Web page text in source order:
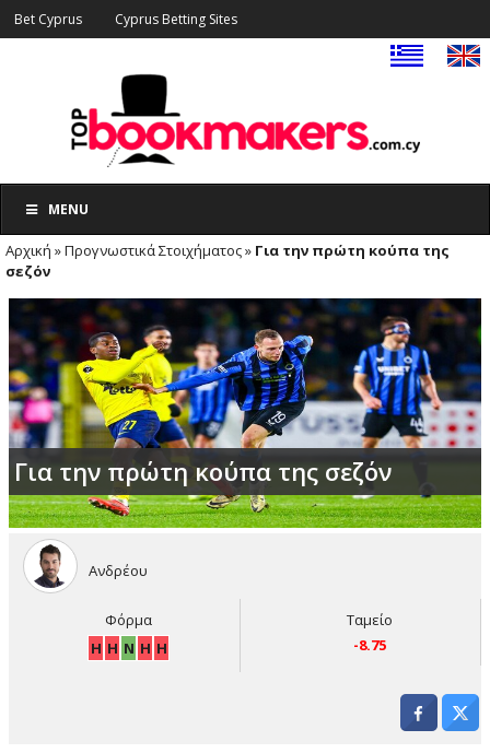
Bet Cyprus Cyprus Betting Sites
MENU
Αρχική »Προγνωστικά Στοιχήματος» Για την πρώτη κούπα της
σεζόν
Για την πρώτη κούπα της σεζόν
Ανδρέου
Φόρμα
Η Η Ν Η Η
Ταμείο
-8.75